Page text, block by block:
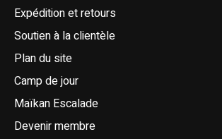
Expédition et retours
Soutien à la clientèle
Plan du site
Camp de jour
Maïkan Escalade
Devenir membre